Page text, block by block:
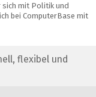
mit Politik und
bei ComputerBase mit
flexibel und